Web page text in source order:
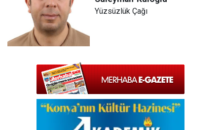
Yüzsüzlük Çağı